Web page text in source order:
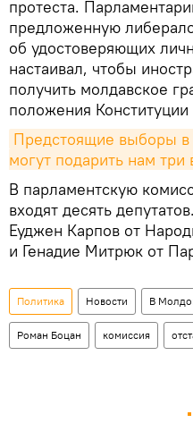
протеста.
предложенную
об удостоверяющих
настаивал, чтобы
получить молдавское
положения
Предстоящие выборы
могут подарить нам
В парламентскую
входят десять
Еуджен Карпов от
и Генадие Митрюк от
Политика Новости В
Роман Боцан комиссия